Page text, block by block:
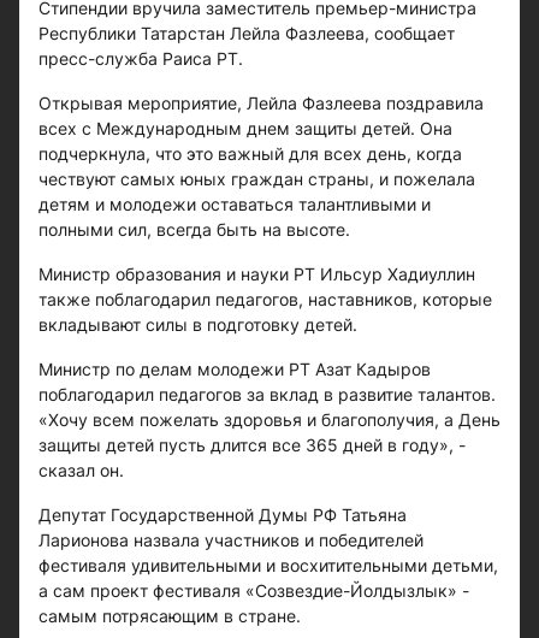
Стипендии вручила заместитель премьер-министра
Республики Татарстан Лейла Фазлеева, сообщает
пресс-служба Раиса РТ.
Открывая мероприятие, Лейла Фазлеева поздравила
всех с Международным днем защиты детей. Она
подчеркнула, что это важный для всех день, когда
чествуют самых юных граждан страны, и пожелала
детям и молодежи оставаться талантливыми и
полными сил, всегда быть на высоте.
Министр образования и науки РТ Ильсур Хадиуллин
также поблагодарил педагогов, наставников, которые
вкладывают силы в подготовку детей.
Министр по делам молодежи РТ Азат Кадыров
поблагодарил педагогов за вклад в развитие талантов.
«Хочу всем пожелать здоровья и благополучия, а День
защиты детей пусть длится все 365 дней в году», -
сказал он.
Депутат Государственной Думы РФ Татьяна
Ларионова назвала участников и победителей
фестиваля удивительными и восхитительными детьми,
а сам проект фестиваля «Созвездие-Йолдызлык» -
самым потрясающим в стране.